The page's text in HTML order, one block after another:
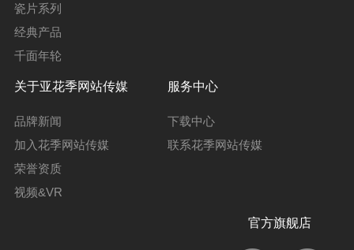
瓷片系列
经典产品
千面年轮
关于亚花季网站传媒
品牌新闻
加入花季网站传媒
荣誉资质
视频&VR
服务中心
下载中心
联系花季网站传媒
官方旗舰店